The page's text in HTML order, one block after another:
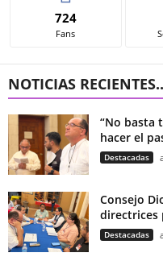
724
Fans
NOTICIAS
“No basta
hacer el
Destacadas
Consejo
directrices
Destacadas